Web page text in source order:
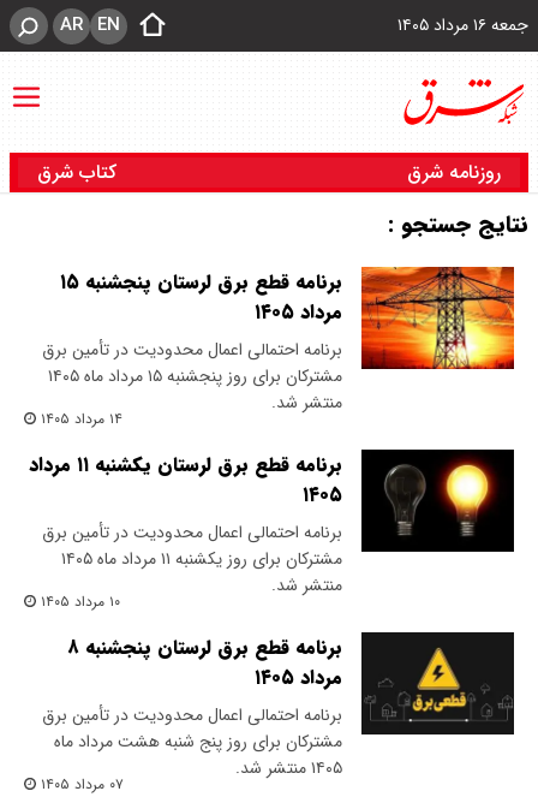
جمعه ۱۶ مرداد ۱۴۰۵ EN
AR
روزنامه شرق کتاب شرق
نتایج جستجو :
برنامه قطع برق لرستان پنجشنبه ۱۵
مرداد ۱۴۰۵
برنامه احتمالی اعمال محدودیت در تأمین برق
مشترکان برای روز پنجشنبه ۱۵ مرداد ماه ۱۴۰۵
منتشر شد.
۱۴ مرداد ۱۴۰۵
برنامه قطع برق لرستان یکشنبه ۱۱ مرداد
۱۴۰۵
برنامه احتمالی اعمال محدودیت در تأمین برق
مشترکان برای روز یکشنبه ۱۱ مرداد ماه ۱۴۰۵
منتشر شد.
۱۰ مرداد ۱۴۰۵
برنامه قطع برق لرستان پنجشنبه ۸
مرداد ۱۴۰۵
برنامه احتمالی اعمال محدودیت در تأمین برق
مشترکان برای روز پنج شنبه هشت مرداد ماه
۱۴۰۵ منتشر شد.
۰۷ مرداد ۱۴۰۵